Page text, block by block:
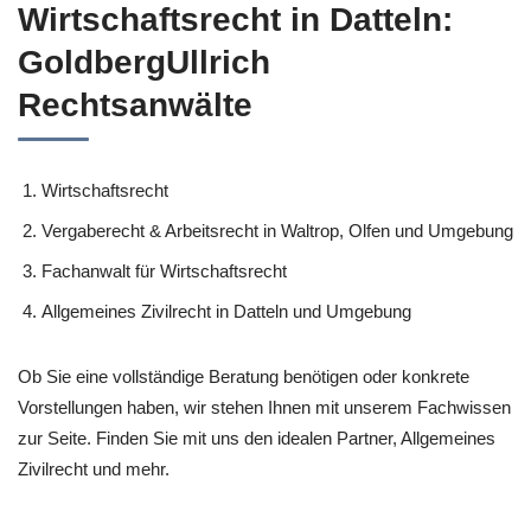
Wirtschaftsrecht in Datteln:
GoldbergUllrich
Rechtsanwälte
Wirtschaftsrecht
Vergaberecht & Arbeitsrecht in Waltrop, Olfen und Umgebung
Fachanwalt für Wirtschaftsrecht
Allgemeines Zivilrecht in Datteln und Umgebung
Ob Sie eine vollständige Beratung benötigen oder konkrete
Vorstellungen haben, wir stehen Ihnen mit unserem Fachwissen
zur Seite. Finden Sie mit uns den idealen Partner, Allgemeines
Zivilrecht und mehr.